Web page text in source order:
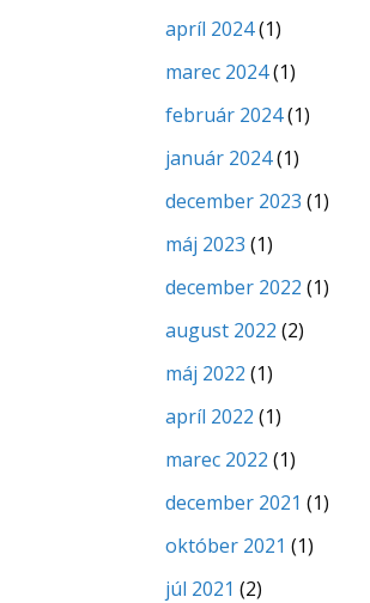
apríl 2024(1)
marec 2024(1)
február 2024(1)
január 2024(1)
december 2023 (1)
máj 2023 (1)
december 2022 (1)
august 2022 (2)
máj 2022 (1)
apríl 2022 (1)
marec 2022 (1)
december 2021 (1)
október 2021 (1)
júl 2021 (2)